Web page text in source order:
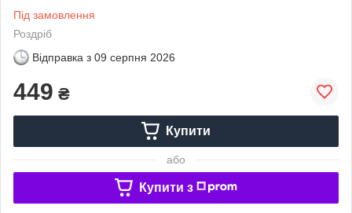
Під замовлення
Роздріб
Відправка з 09 серпня 2026
449 ₴
Купити
або
Купити з